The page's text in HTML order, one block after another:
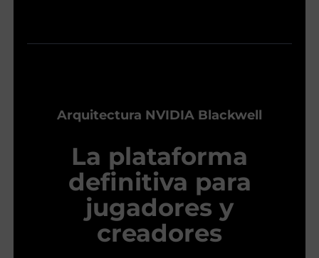
Arquitectura NVIDIA Blackwell
La plataforma
definitiva para
jugadores y
creadores